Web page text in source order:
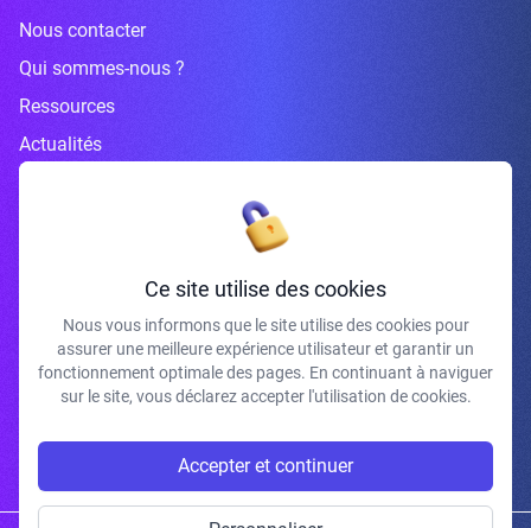
Nous contacter
Qui sommes-nous ?
Ressources
Actualités
Inscrivez-vous à la newsletter
J'accepte de recevoir vos e-mails et confirme avoir pris connaissance de
votre politique de confidentialité et mentions légales.
Ce site utilise des cookies
Nous vous informons que le site utilise des cookies pour
assurer une meilleure expérience utilisateur et garantir un
fonctionnement optimale des pages. En continuant à naviguer
sur le site, vous déclarez accepter l'utilisation de cookies.
Accepter et continuer